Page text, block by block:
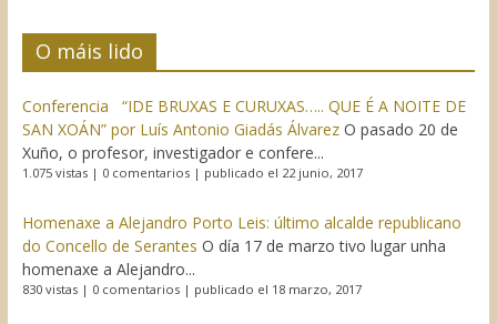
O máis lido
Conferencia “IDE BRUXAS E CURUXAS….. QUE É A NOITE DE
SAN XOÁN” por Luís Antonio Giadás Álvarez O pasado 20 de
Xuño, o profesor, investigador e confere...
1.075 vistas| 0 comentarios| publicado el 22 junio, 2017
Homenaxe a Alejandro Porto Leis: último alcalde republicano
do Concello de Serantes O día 17 de marzo tivo lugar unha
homenaxe a Alejandro...
830 vistas| 0 comentarios| publicado el 18 marzo, 2017